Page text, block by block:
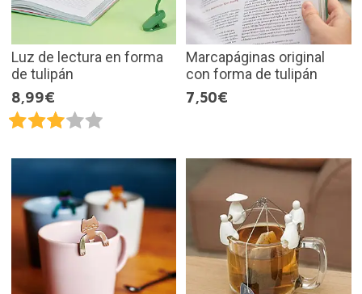
Luz de lectura en forma
de tulipán
8,99€
Marcapáginas original
con forma de tulipán
7,50€